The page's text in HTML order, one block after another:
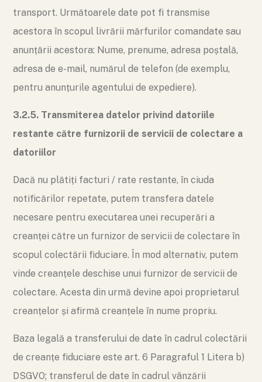
transport. Următoarele date pot fi transmise
acestora în scopul livrării mărfurilor comandate sau
anunțării acestora: Nume, prenume, adresa poștală,
adresa de e-mail, numărul de telefon (de exemplu,
pentru anunțurile agentului de expediere).
3.2.5. Transmiterea datelor privind datoriile
restante către furnizorii de servicii de colectare a
datoriilor
Dacă nu plătiți facturi / rate restante, în ciuda
notificărilor repetate, putem transfera datele
necesare pentru executarea unei recuperări a
creanței către un furnizor de servicii de colectare în
scopul colectării fiduciare. În mod alternativ, putem
vinde creanțele deschise unui furnizor de servicii de
colectare. Acesta din urmă devine apoi proprietarul
creanțelor și afirmă creanțele în nume propriu.
Baza legală a transferului de date în cadrul colectării
de creanțe fiduciare este art. 6 Paragraful 1 Litera b)
DSGVO; transferul de date în cadrul vânzării